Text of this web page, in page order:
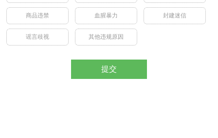
商品违禁 血腥暴力 封建迷信
谣言歧视 其他违规原因
提交